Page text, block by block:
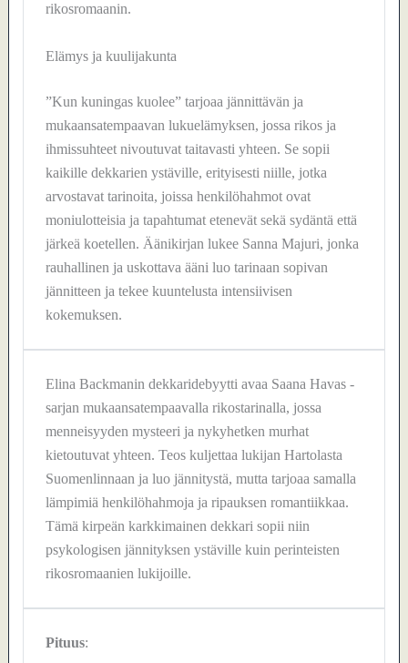
rikosromaanin.
Elämys ja kuulijakunta
”Kun kuningas kuolee” tarjoaa jännittävän ja
mukaansatempaavan lukuelämyksen, jossa rikos ja
ihmissuhteet nivoutuvat taitavasti yhteen. Se sopii
kaikille dekkarien ystäville, erityisesti niille, jotka
arvostavat tarinoita, joissa henkilöhahmot ovat
moniulotteisia ja tapahtumat etenevät sekä sydäntä että
järkeä koetellen. Äänikirjan lukee Sanna Majuri, jonka
rauhallinen ja uskottava ääni luo tarinaan sopivan
jännitteen ja tekee kuuntelusta intensiivisen
kokemuksen.
Elina Backmanin dekkaridebyytti avaa Saana Havas -
sarjan mukaansatempaavalla rikostarinalla, jossa
menneisyyden mysteeri ja nykyhetken murhat
kietoutuvat yhteen. Teos kuljettaa lukijan Hartolasta
Suomenlinnaan ja luo jännitystä, mutta tarjoaa samalla
lämpimiä henkilöhahmoja ja ripauksen romantiikkaa.
Tämä kirpeän karkkimainen dekkari sopii niin
psykologisen jännityksen ystäville kuin perinteisten
rikosromaanien lukijoille.
Pituus: